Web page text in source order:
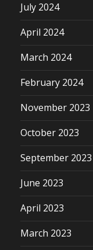
July 2024
April 2024
March 2024
February 2024
November 2023
October 2023
September 2023
June 2023
April 2023
March 2023